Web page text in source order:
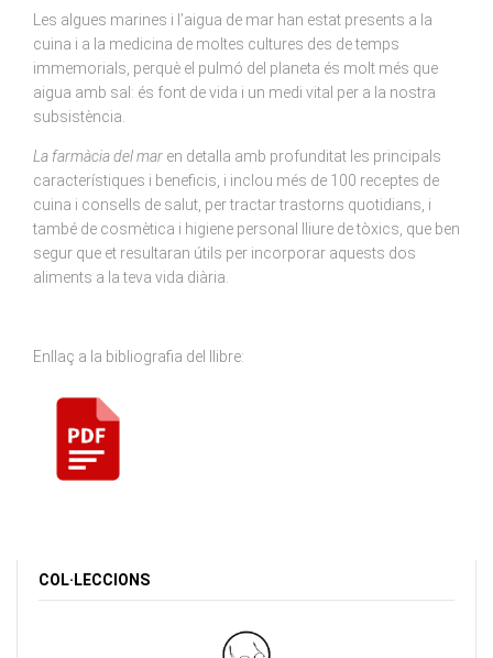
Les algues marines i l’aigua de mar han estat presents a la
cuina i a la medicina de moltes cultures des de temps
immemorials, perquè el pulmó del planeta és molt més que
aigua amb sal: és font de vida i un medi vital per a la nostra
subsistència.
La farmàcia del mar en detalla amb profunditat les principals
característiques i beneficis, i inclou més de 100 receptes de
cuina i consells de salut, per tractar trastorns quotidians, i
també de cosmètica i higiene personal lliure de tòxics, que ben
segur que et resultaran útils per incorporar aquests dos
aliments a la teva vida diària.
Enllaç a la bibliografia del llibre:
COL·LECCIONS